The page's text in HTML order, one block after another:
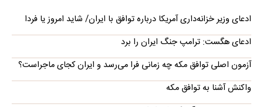
ادعای وزیر خزانه‌داری آمریکا درباره توافق با ایران/ شاید امروز یا فردا
ادعای هگست: ترامپ جنگ ایران را برد
آزمون اصلی توافق مکه چه زمانی فرا می‌رسد و ایران کجای ماجراست؟
واکنش آشنا به توافق مکه